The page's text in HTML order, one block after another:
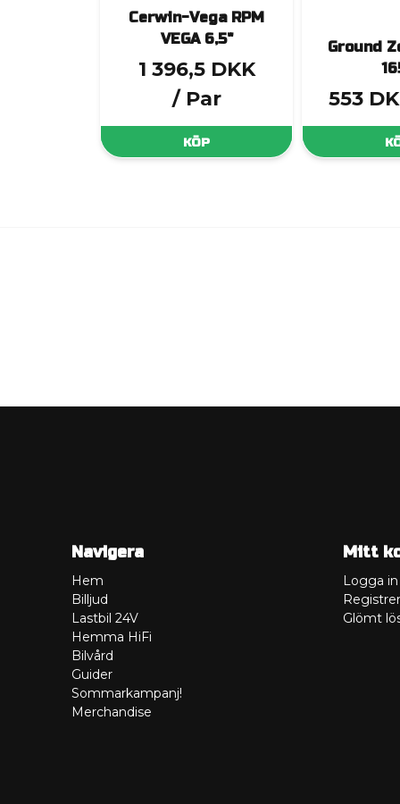
Cerwin-Vega RPM
VEGA 6,5"
1 396,5 DKK
/ Par
KÖP
Ground
553
Navigera
Hem
Billjud
Lastbil 24V
Hemma HiFi
Bilvård
Guider
Sommarkampanj!
Merchandise
Mitt
Logga in
Glömt